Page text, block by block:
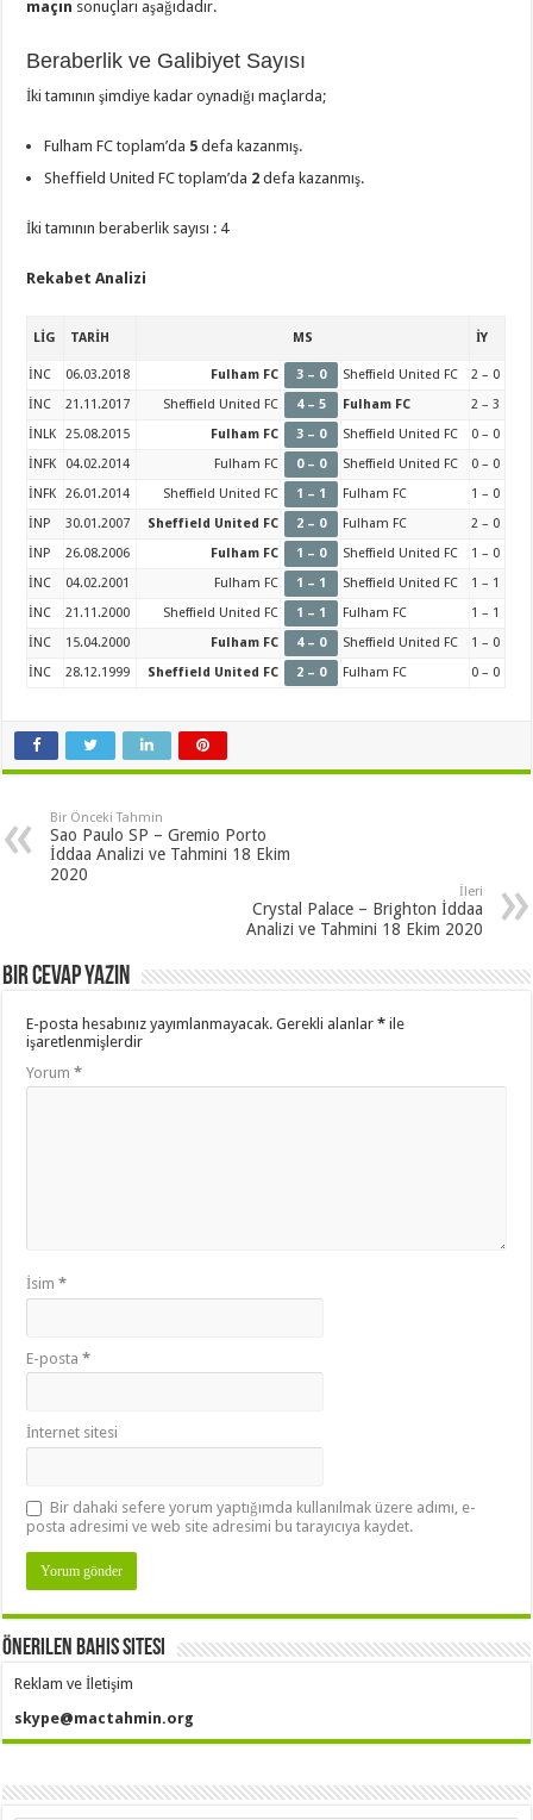
maçın sonuçları aşağıdadır.
Beraberlik ve Galibiyet Sayısı
İki tamının şimdiye kadar oynadığı maçlarda;
Fulham FC toplam’da 5 defa kazanmış.
Sheffield United FC toplam’da 2 defa kazanmış.
İki tamının beraberlik sayısı : 4
Rekabet Analizi
LİG TARİH MS İY
İNC 06.03.2018 Fulham FC 3 – 0 Sheffield United FC
2 – 0
İNC
21.11.2017 Sheffield United FC 4 – 5 Fulham FC
2 – 3
İNLK
25.08.2015 Fulham FC 3 – 0 Sheffield United FC
0 – 0
İNFK
04.02.2014 Fulham FC 0 – 0 Sheffield United FC
0 – 0
İNFK
26.01.2014 Sheffield United FC 1 – 1 Fulham FC
1 – 0
İNP
30.01.2007 Sheffield United FC 2 – 0 Fulham FC
2 – 0
İNP
26.08.2006 Fulham FC 1 – 0 Sheffield United FC
1 – 0
İNC
04.02.2001 Fulham FC 1 – 1 Sheffield United FC
1 – 1
İNC
21.11.2000 Sheffield United FC 1 – 1 Fulham FC
1 – 1
İNC
15.04.2000 Fulham FC 4 – 0 Sheffield United FC
1 – 0
İNC
28.12.1999 Sheffield United FC 2 – 0 Fulham FC 0 – 0
Bir Önceki Tahmin
Sao Paulo SP – Gremio Porto
İddaa Analizi ve Tahmini 18 Ekim
2020
İleri
Crystal Palace – Brighton İddaa
Analizi ve Tahmini 18 Ekim 2020
Bir cevap yazın
E-posta hesabınız yayımlanmayacak. Gerekli alanlar* ile
işaretlenmişlerdir
Yorum*
İsim*
E-posta*
İnternet sitesi
Bir dahaki sefere yorum yaptığımda kullanılmak üzere adımı, e-
posta adresimi ve web site adresimi bu tarayıcıya kaydet.
Önerilen Bahis Sitesi
Reklam ve İletişim
skype@mactahmin.org